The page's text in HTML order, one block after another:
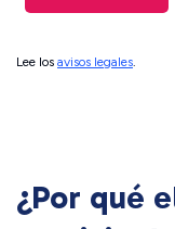
Lee los avisos legales.
¿Por qué